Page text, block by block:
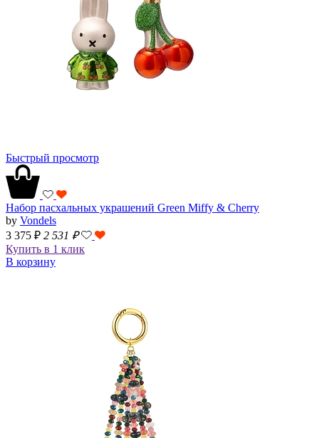
Быстрый просмотр
Набор пасхальных украшений Green Miffy & Cherry
by Vondels
3 375 ₽ 2 531 ₽
Купить в 1 клик
В корзину